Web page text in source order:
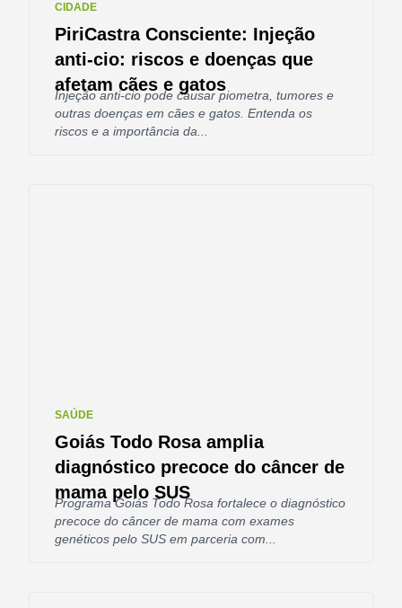
CIDADE
PiriCastra Consciente: Injeção
anti-cio: riscos e doenças que
afetam cães e gatos
Injeção anti-cio pode causar piometra, tumores e
outras doenças em cães e gatos. Entenda os
riscos e a importância da...
SAÚDE
Goiás Todo Rosa amplia
diagnóstico precoce do câncer de
mama pelo SUS
Programa Goiás Todo Rosa fortalece o diagnóstico
precoce do câncer de mama com exames
genéticos pelo SUS em parceria com...